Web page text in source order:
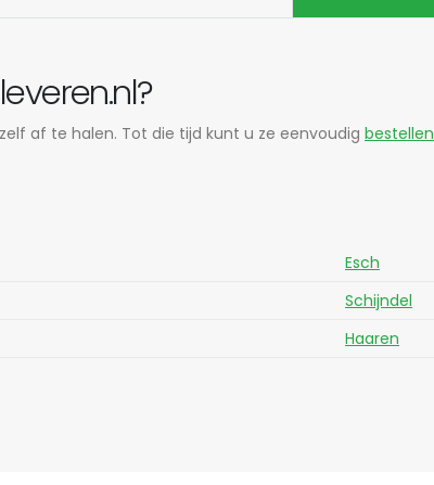
af te halen. Tot die tijd kunt u ze eenvoudig bestellen
Esch
Schijndel
Haaren